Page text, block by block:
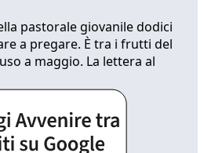
pastorale giovanile dodici
a pregare. È tra i frutti del
a maggio. La lettera al